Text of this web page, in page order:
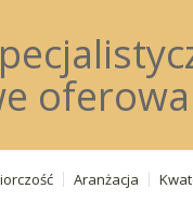
Aranżacja